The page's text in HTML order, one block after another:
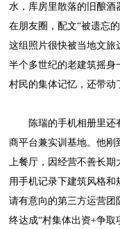
水，库房里散落的旧酿
在朋友圈，配文“被遗忘
这组照片很快被当地文旅
半个多世纪的老建筑摇
村民的集体记忆，还带动
陈瑞的手机相册里还
商平台兼实训基地。他刚
上餐厅，因经营不善长
用手机记录下建筑风格
请有意向的第三方运营
终达成“村集体出资+争